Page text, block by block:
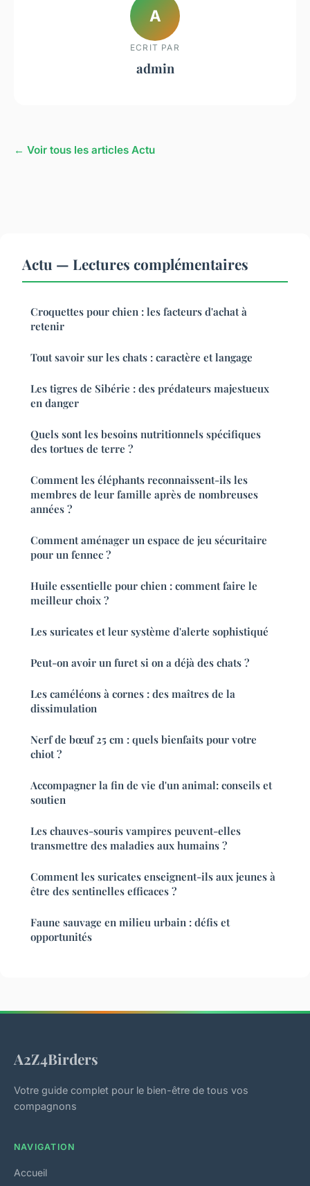
A
ECRIT PAR
admin
← Voir tous les articles Actu
Actu — Lectures complémentaires
Croquettes pour chien : les facteurs d'achat à
retenir
Tout savoir sur les chats : caractère et langage
Les tigres de Sibérie : des prédateurs majestueux
en danger
Quels sont les besoins nutritionnels spécifiques
des tortues de terre ?
Comment les éléphants reconnaissent-ils les
membres de leur famille après de nombreuses
années ?
Comment aménager un espace de jeu sécuritaire
pour un fennec ?
Huile essentielle pour chien : comment faire le
meilleur choix ?
Les suricates et leur système d'alerte sophistiqué
Peut-on avoir un furet si on a déjà des chats ?
Les caméléons à cornes : des maîtres de la
dissimulation
Nerf de bœuf 25 cm : quels bienfaits pour votre
chiot ?
Accompagner la fin de vie d'un animal: conseils et
soutien
Les chauves-souris vampires peuvent-elles
transmettre des maladies aux humains ?
Comment les suricates enseignent-ils aux jeunes à
être des sentinelles efficaces ?
Faune sauvage en milieu urbain : défis et
opportunités
A2Z4Birders
Votre guide complet pour le bien-être de tous vos
compagnons
NAVIGATION
Accueil